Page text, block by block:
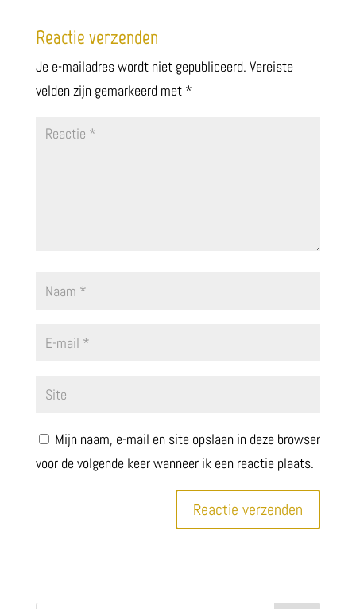
Reactie verzenden
Je e-mailadres wordt niet gepubliceerd. Vereiste
velden zijn gemarkeerd met *
Mijn naam, e-mail en site opslaan in deze browser
voor de volgende keer wanneer ik een reactie plaats.